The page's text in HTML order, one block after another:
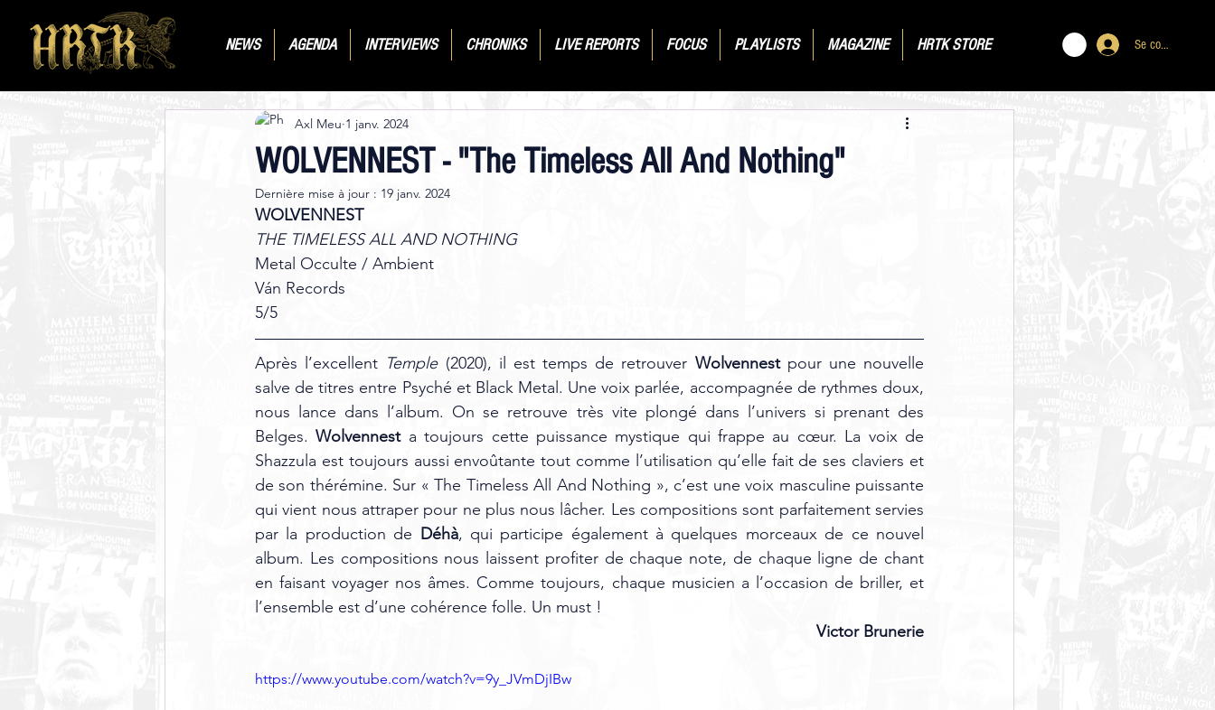
Se connecter
NEWS AGENDA INTERVIEWS CHRONIKS LIVE REPORTS FOCUS PLAYLISTS MAGAZINE HRTK STORE
WOLVENNEST - "The Timeless All And Nothing"
Axl Meu 1 janv. 2024
Dernière mise à jour : 19 janv. 2024
WOLVENNEST
THE TIMELESS ALL AND NOTHING
Metal Occulte / Ambient
Ván Records
5/5
Après l’excellent Temple (2020), il est temps de retrouver Wolvennest pour une nouvelle
salve de titres entre Psyché et Black Metal. Une voix parlée, accompagnée de rythmes doux,
nous lance dans l’album. On se retrouve très vite plongé dans l’univers si prenant des
Belges. Wolvennest a toujours cette puissance mystique qui frappe au cœur. La voix de
Shazzula est toujours aussi envoûtante tout comme l’utilisation qu’elle fait de ses claviers et
de son thérémine. Sur « The Timeless All And Nothing », c’est une voix masculine puissante
qui vient nous attraper pour ne plus nous lâcher. Les compositions sont parfaitement servies
par la production de Déhà, qui participe également à quelques morceaux de ce nouvel
album. Les compositions nous laissent profiter de chaque note, de chaque ligne de chant
en faisant voyager nos âmes. Comme toujours, chaque musicien a l’occasion de briller, et
l’ensemble est d’une cohérence folle. Un must !
Victor Brunerie
https://www.youtube.com/watch?v=9y_JVmDjIBw